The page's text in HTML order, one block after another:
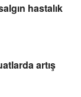
hastalık
artış